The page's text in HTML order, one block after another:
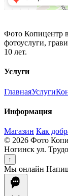
Фото Копицентр
фотоуслуги,
10 лет.
Услуги
ГлавнаяУслуги
Информация
Магазин Как
© 2026 Фото
Ногинск ул.
↑
Мы онлайн